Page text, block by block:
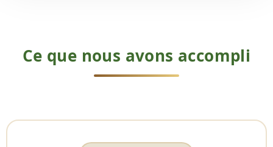
Ce que nous avons accompli